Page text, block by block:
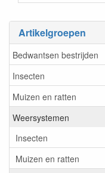
Artikelgroepen
Bedwantsen bestrijden
Insecten
Muizen en ratten
Weersystemen
Insecten
Muizen en ratten